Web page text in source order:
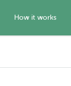
How it works